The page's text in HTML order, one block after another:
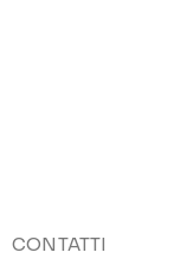
CONTATTI